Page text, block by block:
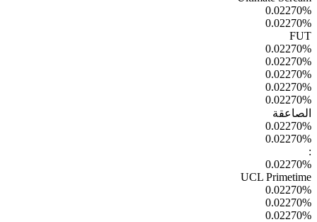
0.02270%
0.02270%
FUT
0.02270%
0.02270%
0.02270%
0.02270%
0.02270%
الصاعقة
0.02270%
0.02270%
:
0.02270%
UCL Primetime
0.02270%
0.02270%
0.02270%